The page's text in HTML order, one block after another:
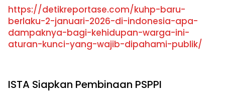
https://detikreportase.com/kuhp-baru-
berlaku-2-januari-2026-di-indonesia-apa-
dampaknya-bagi-kehidupan-warga-ini-
aturan-kunci-yang-wajib-dipahami-publik/
ISTA Siapkan Pembinaan PSPPI